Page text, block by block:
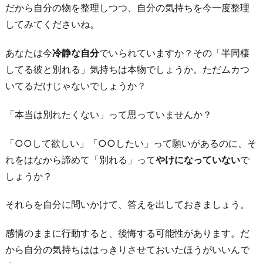
返
事
を
え
「絶
対
別
る」
と
だから自分の物を整理しつつ、自分の気持ちを今一度整理
してみてくださいね。
あなたは今冷静な自分でいられていますか？その「半同棲
してる彼と別れる」気持ちは本物でしょうか。ただムカつ
いてるだけじゃないでしょうか？
「本当は別れたくない」って思っていませんか？
「○○して欲しい」「○○したい」って願いがあるのに、そ
れをはなから諦めて「別れる」ってやけになっていないで
しょうか？
それらを自分に問いかけて、答えを出しておきましょう。
感情のままに行動すると、後悔する可能性があります。だ
から自分の気持ちははっきりさせておいたほうがいいんで